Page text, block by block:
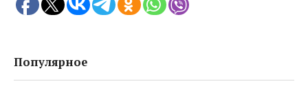
Популярное